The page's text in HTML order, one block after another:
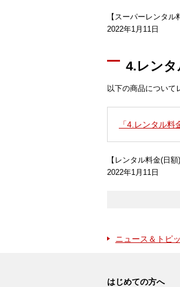
【スーパーレンタル
2022年1月11日
4.レンタ
以下の商品について
「4.レンタル
【レンタル料金(日額
2022年1月11日
ニュース＆トピ
はじめての方へ